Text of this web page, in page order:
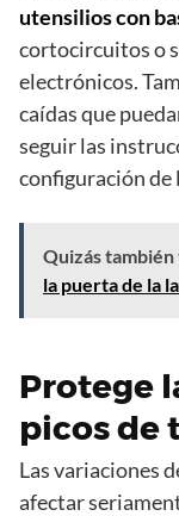
utensilios con
cortocircuitos o
electrónicos.
caídas que
seguir las
configuración
Quizás
la puerta de la
Protege
picos de
Las variaciones
afectar